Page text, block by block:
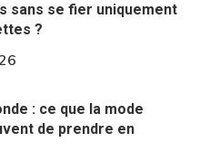
sans se fier uniquement
?
: ce que la mode
de prendre en